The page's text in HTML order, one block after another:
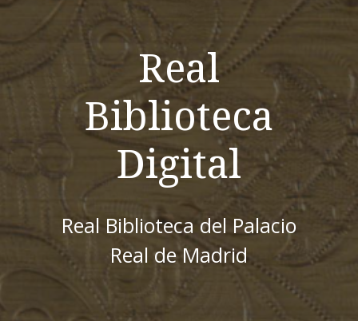
Real
Biblioteca
Digital
Real Biblioteca del Palacio
Real de Madrid